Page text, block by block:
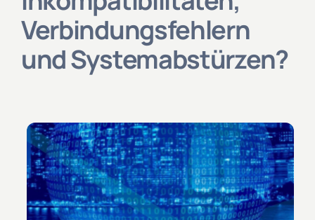
Contact & Directions
Verbindungsfehlern
und Systemabstürzen?